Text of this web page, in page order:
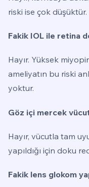
riski ise çok düşüktür.
Fakik IOL ile retina
Hayır. Yüksek
ameliyatın bu riski
yoktur.
Göz içi mercek
Hayır, vücutla tam
yapıldığı için doku
Fakik lens glokom